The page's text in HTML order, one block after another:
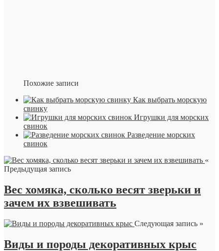
Похожие записи
Как выбрать морскую
свинку
Игрушки для морских
свинок
Разведение морских
свинок
«
Предыдущая запись
Вес хомяка, сколько весят зверьки и
зачем их взвешивать
Следующая запись »
Виды и породы декоративных крыс